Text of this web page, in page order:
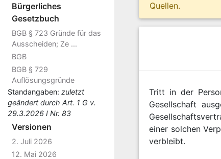
Bürgerliches
Gesetzbuch
BGB § 723 Gründe für das
Ausscheiden; Ze ...
BGB
BGB § 729
Auflösungsgründe
Standangaben: zuletzt
geändert durch Art. 1 G v.
29.3.2026 I Nr. 83
Versionen
2. Juli 2026
12. Mai 2026
Quellen.
Tritt in der
Gesellschaft
einer solchen
verbleibt.